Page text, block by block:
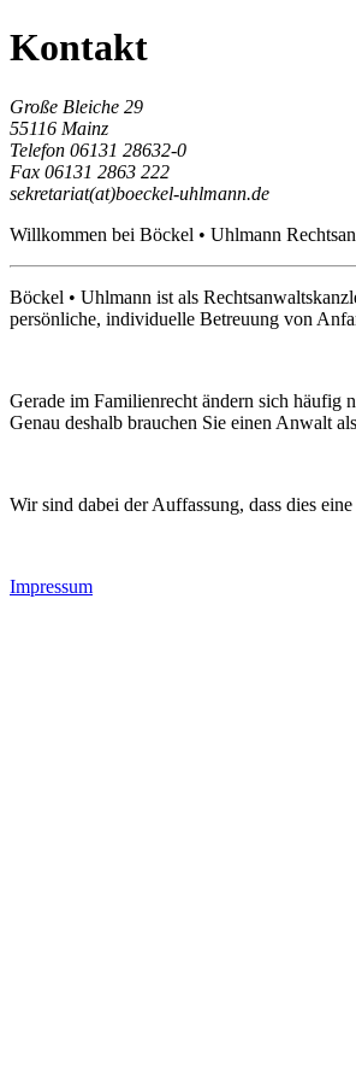
Kontakt
Große Bleiche 29
55116 Mainz
Telefon 06131 28632-0
Fax 06131 2863 222
sekretariat(at)boeckel-uhlmann.de
Willkommen bei Böckel • Uhlmann
Böckel • Uhlmann ist als
persönliche, individuelle Betreuung von
Gerade im Familienrecht ändern sich häufig
Genau deshalb brauchen Sie einen Anwalt
Wir sind dabei der Auffassung, dass dies
Impressum